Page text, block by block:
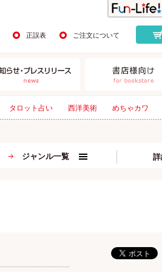
正誤表 ご注文について
タロット占い 西洋美術 めちゃカワ
ジャンル一覧